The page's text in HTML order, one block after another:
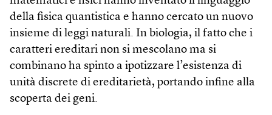
della fisica quantistica e hanno cercato un nuovo
insieme di leggi naturali. In biologia, il fatto che i
caratteri ereditari non si mescolano ma si
combinano ha spinto a ipotizzare l’esistenza di
unità discrete di ereditarietà, portando infine alla
scoperta dei geni.